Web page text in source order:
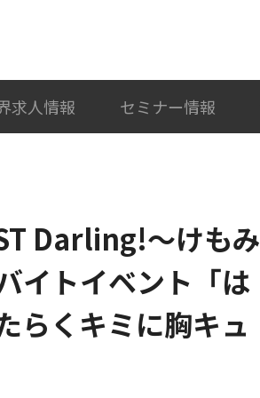
求人情報 セミナー情報
Darling!～けもみ
イトイベント「は
らくキミに胸キュ